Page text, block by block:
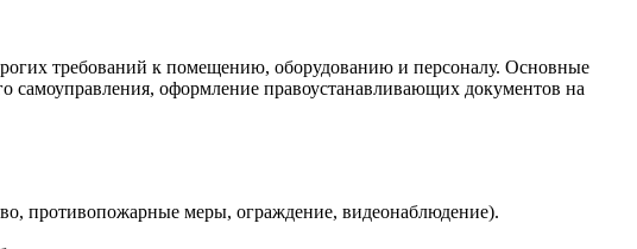
требований к помещению, оборудованию и персоналу. Основные
оформление правоустанавливающих документов на
противопожарные меры, ограждение, видеонаблюдение).